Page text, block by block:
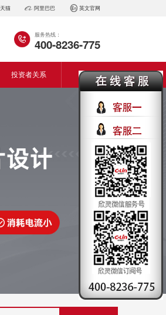
天猫 阿里巴巴 英文官网
服务热线：
400-8236-775
投资者关系